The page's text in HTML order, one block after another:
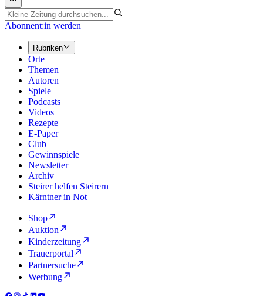
Abonnent:in werden
Rubriken
Orte
Themen
Autoren
Spiele
Podcasts
Videos
Rezepte
E-Paper
Club
Gewinnspiele
Newsletter
Archiv
Steirer helfen Steirern
Kärntner in Not
Shop
Auktion
Kinderzeitung
Trauerportal
Partnersuche
Werbung